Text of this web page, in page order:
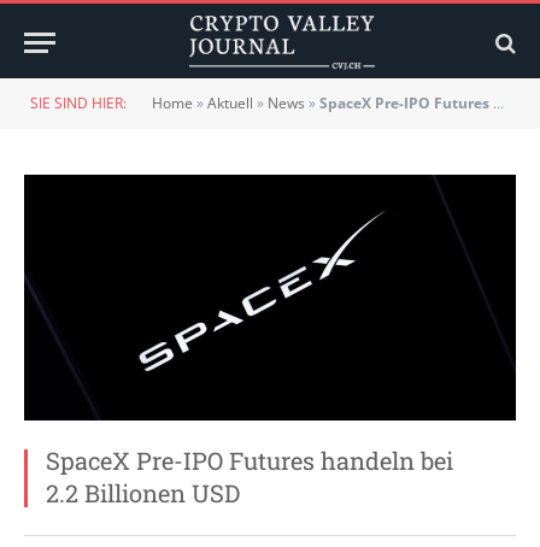
SIE SIND HIER: Home »Aktuell » News »SpaceX Pre-IPO Futures handeln bei 2.2 Billionen USD
SpaceX Pre-IPO Futures handeln bei
2.2 Billionen USD